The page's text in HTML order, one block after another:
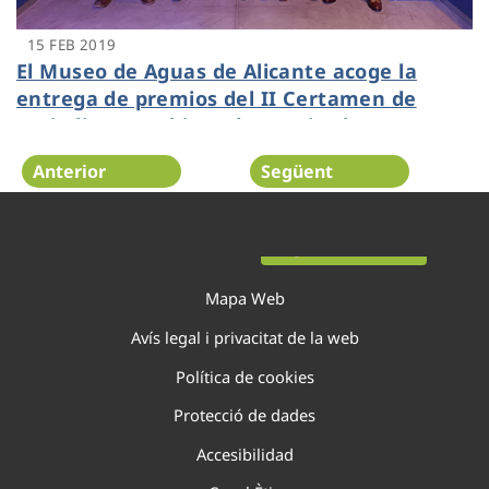
15 FEB 2019
El Museo de Aguas de Alicante acoge la
entrega de premios del II Certamen de
Periodismo Ambiental organizado por
Hidraqua y APA
Anterior Següent
Mapa Web
Avís legal i privacitat de la web
Política de cookies
Protecció de dades
Accesibilidad